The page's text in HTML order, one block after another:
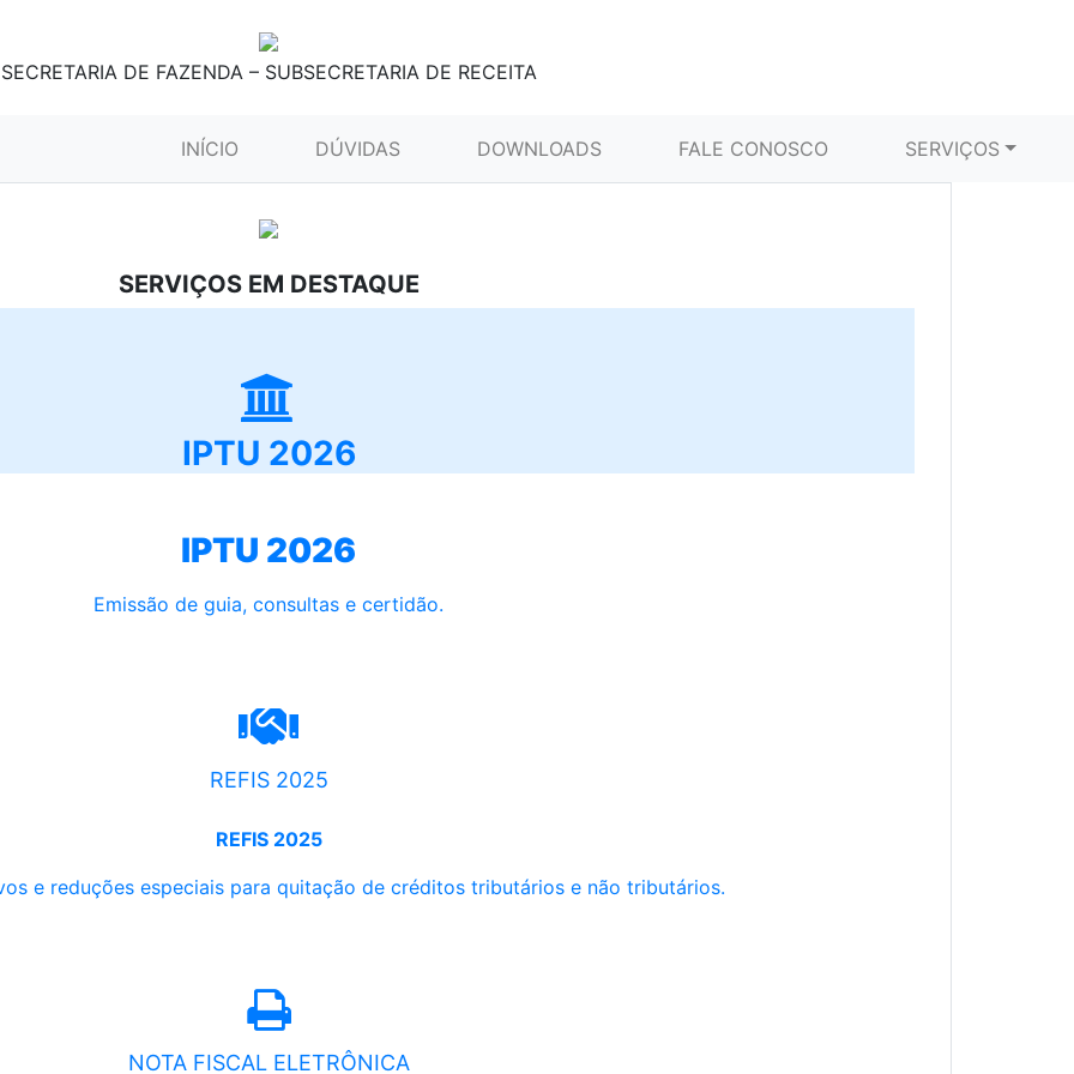
SECRETARIA DE FAZENDA – SUBSECRETARIA DE RECEITA
INÍCIO (CURRENT)DÚVIDAS DOWNLOADS FALE CONOSCO SERVIÇOS
SERVIÇOS EM DESTAQUE
IPTU 2026
IPTU 2026
Emissão de guia, consultas e certidão.
REFIS 2025
REFIS 2025
e reduções especiais para quitação de créditos tributários e não tributários.
NOTA FISCAL ELETRÔNICA